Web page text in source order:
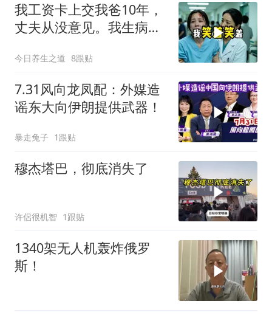
我工资卡上交我爸10年，
丈夫从没意见。我生病住
今日养生之道 8跟贴
7.31风向龙凤配：外媒造
谣东大向伊朗提供武器！
暴走兔子 1跟贴
穆杰塔巴，彻底消失了
许侶很机智 1跟贴
1340架无人机轰炸俄罗
斯！